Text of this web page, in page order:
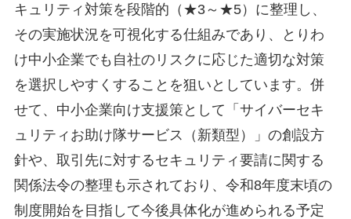
キュリティ対策を段階的（★3～★5）に整理し、
その実施状況を可視化する仕組みであり、とりわ
け中小企業でも自社のリスクに応じた適切な対策
を選択しやすくすることを狙いとしています。併
せて、中小企業向け支援策として「サイバーセキ
ュリティお助け隊サービス（新類型）」の創設方
針や、取引先に対するセキュリティ要請に関する
関係法令の整理も示されており、令和8年度末頃の
制度開始を目指して今後具体化が進められる予定